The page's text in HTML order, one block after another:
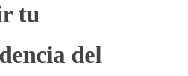
tu
del